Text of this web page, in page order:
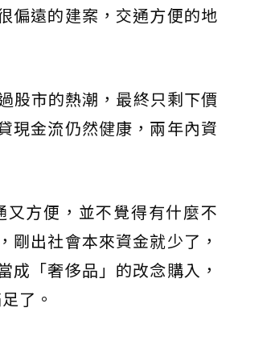
偏遠的建案，交通方便的地
股市的熱潮，最終只剩下價
現金流仍然健康，兩年內資
方便，並不覺得有什麼不
出社會本來資金就少了，
「奢侈品」的改念購入，
了。